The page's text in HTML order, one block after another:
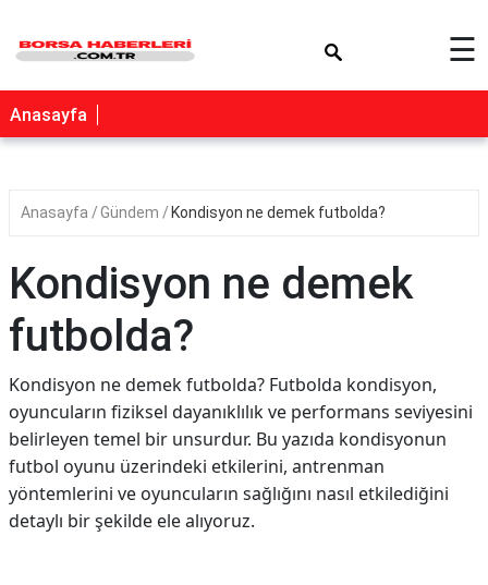
☰
Anasayfa
Anasayfa Gündem Kondisyon ne demek futbolda?
Kondisyon ne demek
futbolda?
Kondisyon ne demek futbolda? Futbolda kondisyon,
oyuncuların fiziksel dayanıklılık ve performans seviyesini
belirleyen temel bir unsurdur. Bu yazıda kondisyonun
futbol oyunu üzerindeki etkilerini, antrenman
yöntemlerini ve oyuncuların sağlığını nasıl etkilediğini
detaylı bir şekilde ele alıyoruz.